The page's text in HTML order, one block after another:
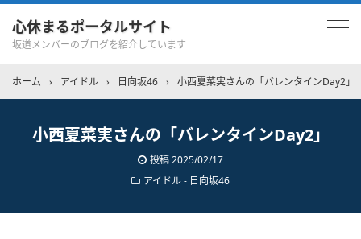
心休まるポータルサイト
坂道メンバーのブログを紹介しています
ホーム › アイドル › 日向坂46 › 小西夏菜実さんの「バレンタインDay2」
小西夏菜実さんの「バレンタインDay2」
投稿2025/02/17
アイドル - 日向坂46